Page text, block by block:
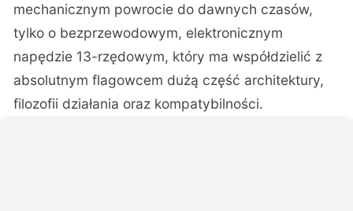
mechanicznym powrocie do dawnych czasów,
tylko o bezprzewodowym, elektronicznym
napędzie 13-rzędowym, który ma współdzielić z
absolutnym flagowcem dużą część architektury,
filozofii działania oraz kompatybilności.